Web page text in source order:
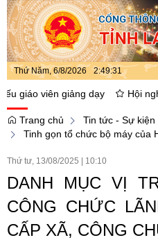
Thứ Năm, 6/8/2026 2:49:32
giảng dạy Hội nghị gặp gỡ
Trang chủ Tin tức - Sự kiện
Tinh gọn tổ chức bộ máy của
Thứ tư, 13/08/2025 10:10
DANH MỤC VỊ
CÔNG CHỨC
CẤP XÃ, CÔNG